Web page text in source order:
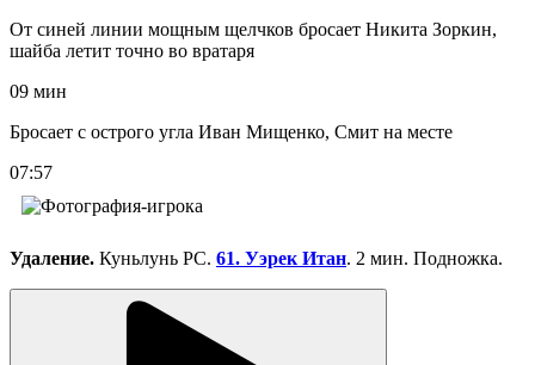
От синей линии мощным щелчков бросает Никита Зоркин,
шайба летит точно во вратаря
09 мин
Бросает с острого угла Иван Мищенко, Смит на месте
07:57
Удаление. Куньлунь РС. 61. Уэрек Итан. 2 мин. Подножка.